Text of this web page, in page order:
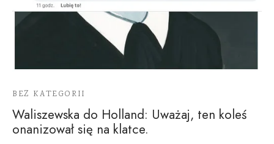
BEZ KATEGORII
Waliszewska do Holland: Uważaj, ten koleś
onanizował się na klatce.